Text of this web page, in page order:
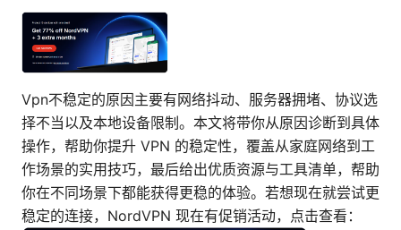
Vpn不稳定的原因主要有网络抖动、服务器拥堵、协议选
择不当以及本地设备限制。本文将带你从原因诊断到具体
操作，帮助你提升 VPN 的稳定性，覆盖从家庭网络到工
作场景的实用技巧，最后给出优质资源与工具清单，帮助
你在不同场景下都能获得更稳的体验。若想现在就尝试更
稳定的连接，NordVPN 现在有促销活动，点击查看：